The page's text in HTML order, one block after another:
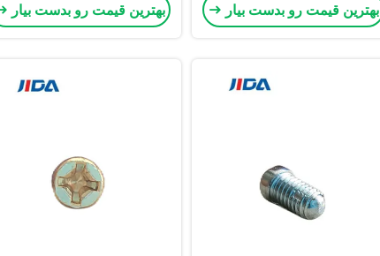
بهترین قیمت رو بدست بیار بهترین قیمت رو بدست بیار